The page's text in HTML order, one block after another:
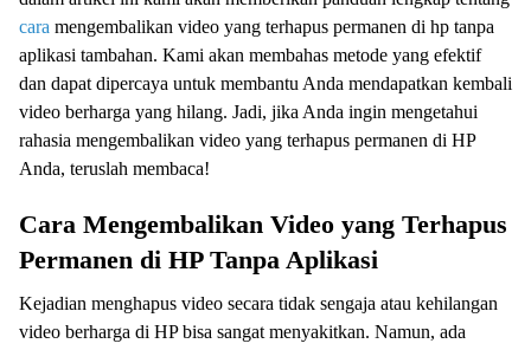
cara mengembalikan video yang terhapus permanen di hp tanpa
aplikasi tambahan. Kami akan membahas metode yang efektif
dan dapat dipercaya untuk membantu Anda mendapatkan kembali
video berharga yang hilang. Jadi, jika Anda ingin mengetahui
rahasia mengembalikan video yang terhapus permanen di HP
Anda, teruslah membaca!
Cara Mengembalikan Video yang Terhapus
Permanen di HP Tanpa Aplikasi
Kejadian menghapus video secara tidak sengaja atau kehilangan
video berharga di HP bisa sangat menyakitkan. Namun, ada